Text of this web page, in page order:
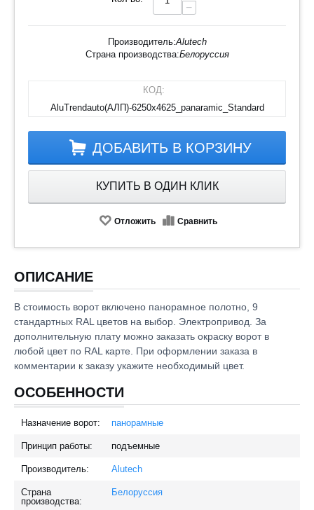
−
Производитель:Alutech
Страна производства:Белоруссия
КОД:
AluTrendauto(АЛП)-6250х4625_panaramic_Standard
ДОБАВИТЬ В КОРЗИНУ
КУПИТЬ В ОДИН КЛИК
Отложить Сравнить
ОПИСАНИЕ
В стоимость ворот включено панорамное полотно, 9
стандартных RAL цветов на выбор. Электропривод. За
дополнительную плату можно заказать окраску ворот в
любой цвет по RAL карте. При оформлении заказа в
комментарии к заказу укажите необходимый цвет.
ОСОБЕННОСТИ
Назначение ворот: панорамные
Принцип работы: подъемные
Производитель: Alutech
Страна
производства:
Белоруссия